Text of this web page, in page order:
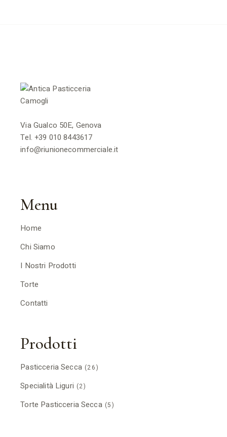
Via Gualco 50E, Genova
Tel.+39 010 8443617
info@riunionecommerciale.it
Menu
Home
Chi Siamo
I Nostri Prodotti
Torte
Contatti
Prodotti
Pasticceria Secca (26)
Specialità Liguri (2)
Torte Pasticceria Secca (5)